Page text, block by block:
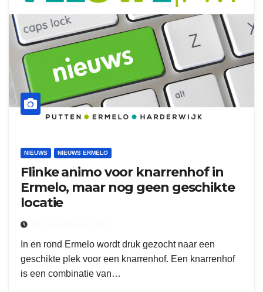
NIEUWS NIEUWS ERMELO
Flinke animo voor knarrenhof in
Ermelo, maar nog geen geschikte
locatie
In en rond Ermelo wordt druk gezocht naar een
geschikte plek voor een knarrenhof. Een knarrenhof
is een combinatie van…